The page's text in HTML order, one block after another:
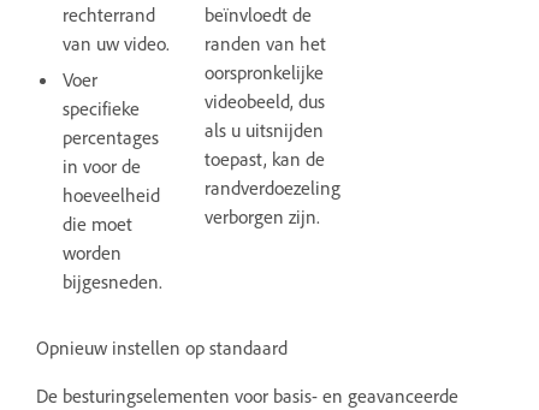
rechterrand
van uw video.
Voer
specifieke
percentages
in voor de
hoeveelheid
die moet
worden
bijgesneden.
beïnvloedt de
randen van het
oorspronkelijke
videobeeld, dus
als u uitsnijden
toepast, kan de
randverdoezeling
verborgen zijn.
Opnieuw instellen op standaard
De besturingselementen voor basis- en geavanceerde